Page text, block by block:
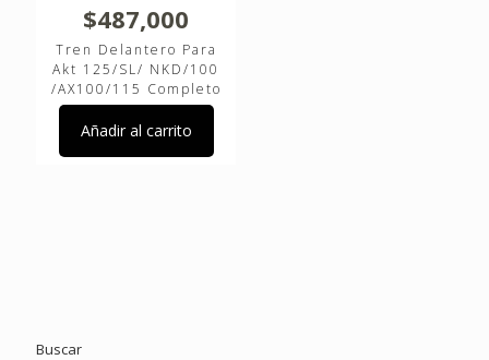
$487,000
Tren Delantero Para
Akt 125/SL/ NKD/100
/AX100/115 Completo
Añadir al carrito
Buscar